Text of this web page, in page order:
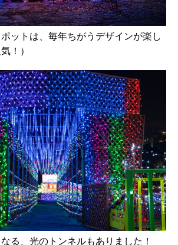
ットは、毎年ちがうデザインが楽し
！）
る、光のトンネルもありました！